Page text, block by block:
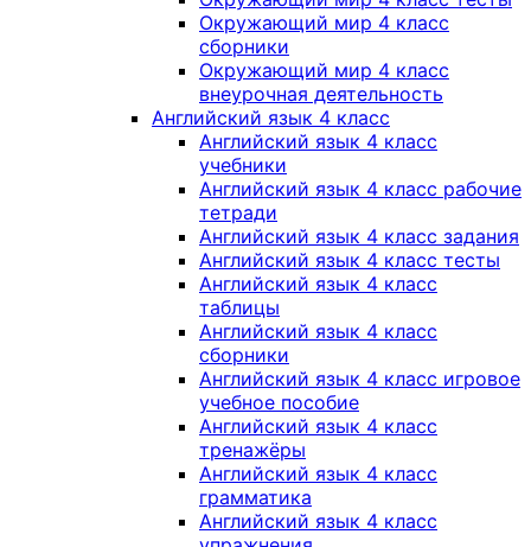
Окружающий мир 4 класс
сборники
Окружающий мир 4 класс
внеурочная деятельность
Английский язык 4 класс
Английский язык 4 класс
учебники
Английский язык 4 класс рабочие
тетради
Английский язык 4 класс задания
Английский язык 4 класс тесты
Английский язык 4 класс
таблицы
Английский язык 4 класс
сборники
Английский язык 4 класс игровое
учебное пособие
Английский язык 4 класс
тренажёры
Английский язык 4 класс
грамматика
Английский язык 4 класс